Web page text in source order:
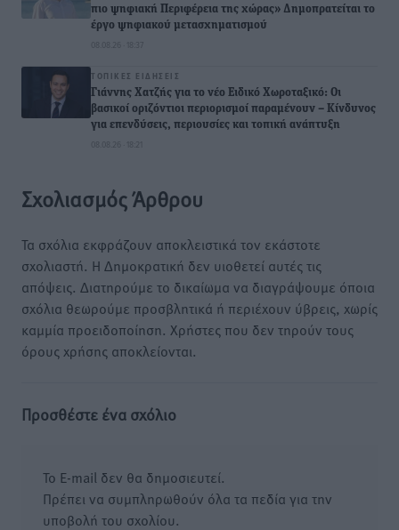
πιο ψηφιακή Περιφέρεια της χώρας» Δημοπρατείται το
έργο ψηφιακού μετασχηματισμού
08.08.26 · 18:37
ΤΟΠΙΚΈΣ ΕΙΔΉΣΕΙΣ
Γιάννης Χατζής για το νέο Ειδικό Χωροταξικό: Οι
βασικοί οριζόντιοι περιορισμοί παραμένουν – Κίνδυνος
για επενδύσεις, περιουσίες και τοπική ανάπτυξη
08.08.26 · 18:21
Σχολιασμός Άρθρου
Τα σχόλια εκφράζουν αποκλειστικά τον εκάστοτε
σχολιαστή. Η Δημοκρατική δεν υιοθετεί αυτές τις
απόψεις. Διατηρούμε το δικαίωμα να διαγράψουμε όποια
σχόλια θεωρούμε προσβλητικά ή περιέχουν ύβρεις, χωρίς
καμμία προειδοποίηση. Χρήστες που δεν τηρούν τους
όρους χρήσης αποκλείονται.
Προσθέστε ένα σχόλιο
Το E-mail δεν θα δημοσιευτεί.
Πρέπει να συμπληρωθούν όλα τα πεδία για την
υποβολή του σχολίου.